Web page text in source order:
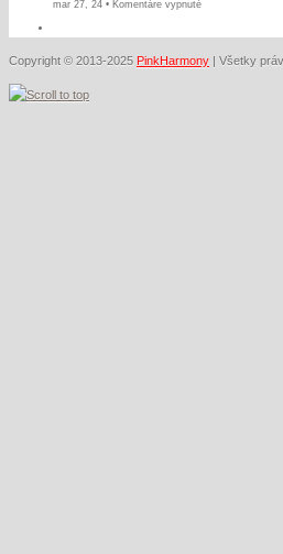
mar 27, 24 • Komentáre vypnuté
26.03.2024
Copyright © 2013-2025 PinkHarmony | Všetky